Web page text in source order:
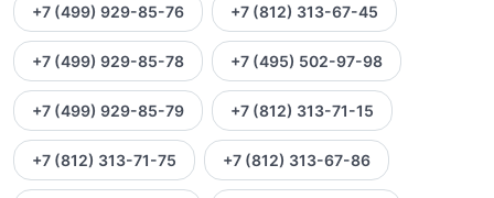
+7 (499) 929-85-76 +7 (812) 313-67-45
+7 (499) 929-85-78 +7 (495) 502-97-98
+7 (499) 929-85-79 +7 (812) 313-71-15
+7 (812) 313-71-75 +7 (812) 313-67-86